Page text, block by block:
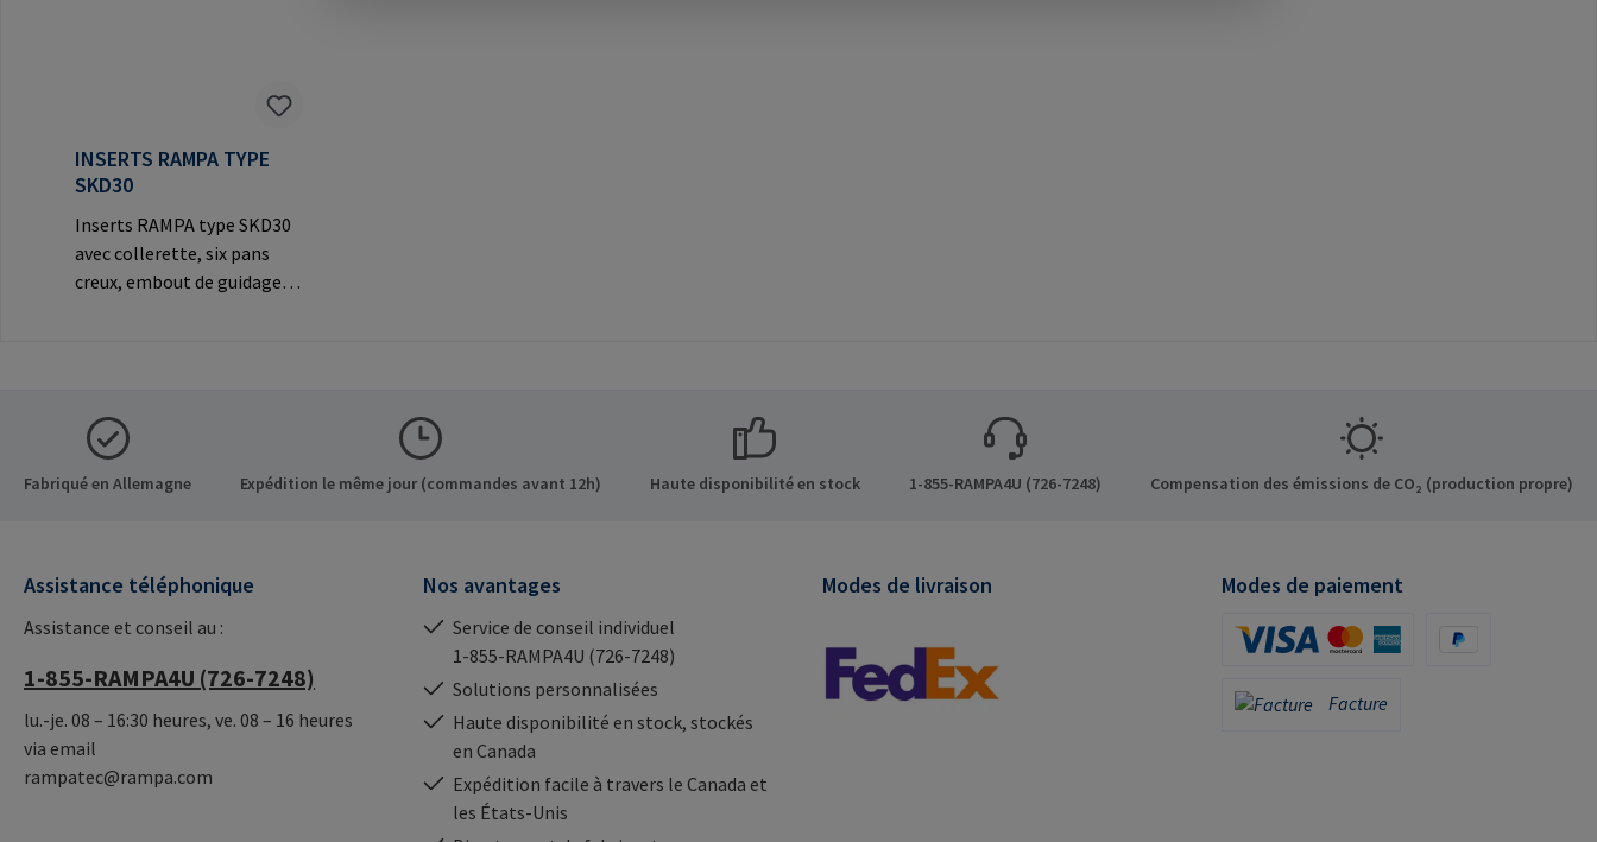
INSERTS RAMPA TYPE
SKD30
Inserts RAMPA type SKD30
avec collerette, six pans
creux, embout de guidage et
thermoplastiques.Informat
ions sur le fabricant: RAMPA
GmbH & Co. KG Auf der
Fabriqué en Allemagne Expédition le même jour (commandes avant 12h) Haute disponibilité en stock 1-855-RAMPA4U (726-7248) Compensation des émissions de CO₂ (production propre)
Assistance téléphonique
Assistance et conseil au :
1-855-RAMPA4U (726-7248)
lu.-je. 08 – 16:30 heures, ve. 08 – 16 heures
via email
rampatec@rampa.com
Nos avantages
Service de conseil individuel
1-855-RAMPA4U (726-7248)
Solutions personnalisées
Haute disponibilité en stock, stockés
en Canada
Expédition facile à travers le Canada et
les États-Unis
Modes de livraison Modes de paiement
Facture
Facture